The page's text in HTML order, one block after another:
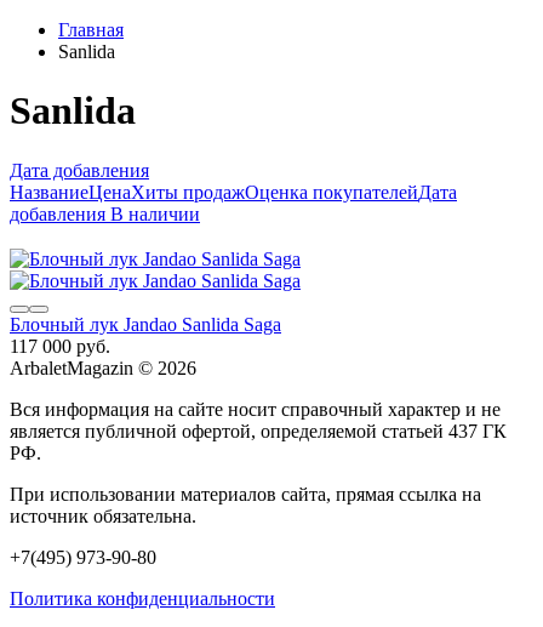
Главная
Sanlida
Sanlida
Дата добавления
НазваниеЦенаХиты продажОценка покупателейДата
добавления В наличии
Блочный лук Jandao Sanlida Saga
117 000 руб.
ArbaletMagazin © 2026
Вся информация на сайте носит справочный характер и не
является публичной офертой, определяемой статьей 437 ГК
РФ.
При использовании материалов сайта, прямая ссылка на
источник обязательна.
+7(495) 973-90-80
Политика конфиденциальности